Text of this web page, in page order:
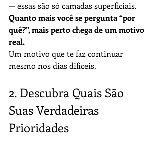
— essas são só camadas superficiais.
Quanto mais você se pergunta “por
quê?”, mais perto chega de um motivo
real.
Um motivo que te faz continuar
mesmo nos dias difíceis.
2. Descubra Quais São
Suas Verdadeiras
Prioridades